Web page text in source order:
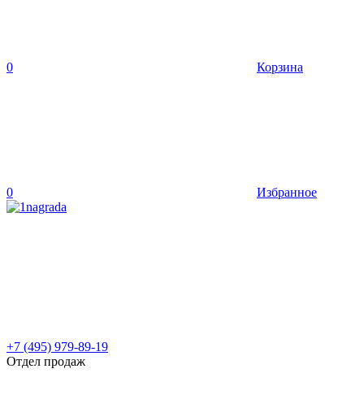
0 Корзина
0 Избранное
+7 (495) 979-89-19
Отдел продаж